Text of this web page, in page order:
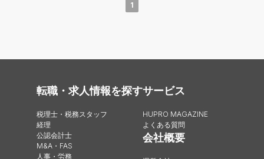
1
転職・求人情報を探す
税理士・税務スタッフ
経理
公認会計士
M&A・FAS
人事・労務
サービス
HUPRO MAGAZINE
よくある質問
会社概要